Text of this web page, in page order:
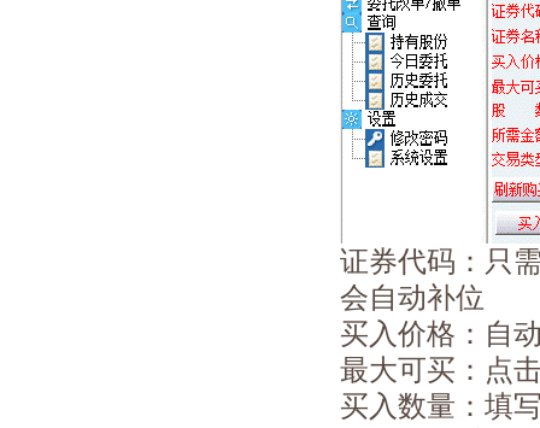
证券代码：只
会自动补位
买入价格：自
最大可买：点
买入数量：填